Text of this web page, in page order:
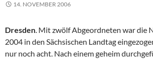
14. NOVEMBER 2006
Dresden. Mit zwölf Abgeordneten war die
2004 in den Sächsischen Landtag
nur noch acht. Nach einem geheim